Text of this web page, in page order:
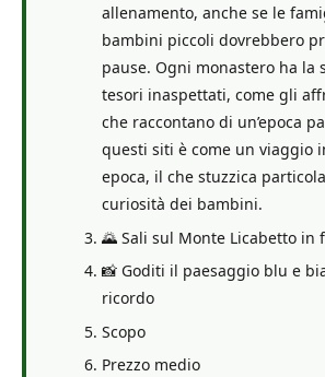
allenamento, anche se le
bambini piccoli dovrebbero
pause. Ogni monastero ha la
tesori inaspettati, come gli
che raccontano di un’epoca
questi siti è come un viaggio
epoca, il che stuzzica
curiosità dei bambini.
🌄 Sali sul Monte Licabetto in
📸 Goditi il ​​paesaggio blu e
ricordo
Scopo
Prezzo medio